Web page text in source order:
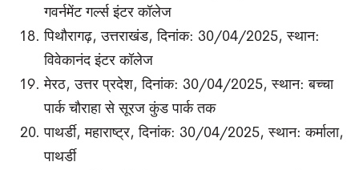
गवर्नमेंट गर्ल्स इंटर कॉलेज
पिथौरागढ़, उत्तराखंड, दिनांक: 30/04/2025, स्थान:
विवेकानंद इंटर कॉलेज
मेरठ, उत्तर प्रदेश, दिनांक: 30/04/2025, स्थान: बच्चा
पार्क चौराहा से सूरज कुंड पार्क तक
पाथर्डी, महाराष्ट्र, दिनांक: 30/04/2025, स्थान: कर्माला,
पाथर्डी